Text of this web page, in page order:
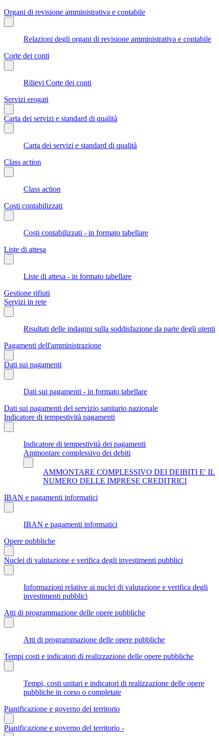
Organi di revisione amministrativa e contabile
Relazioni degli organi di revisione amministrativa e contabile
Corte dei conti
Rilievi Corte dei conti
Servizi erogati
Carta dei servizi e standard di qualità
Carta dei servizi e standard di qualità
Class action
Class action
Costi contabilizzati
Costi contabilizzati - in formato tabellare
Liste di attesa
Liste di attesa - in formato tabellare
Gestione rifiuti
Servizi in rete
Risultati delle indagini sulla soddisfazione da parte degli utenti
Pagamenti dell'amministrazione
Dati sui pagamenti
Dati sui pagamenti - in formato tabellare
Dati sui pagamenti del servizio sanitario nazionale
Indicatore di tempestività pagamenti
Indicatore di tempestività dei pagamenti
Ammontare complessivo dei debiti
AMMONTARE COMPLESSIVO DEI DEIBITI E' IL
NUMERO DELLE IMPRESE CREDITRICI
IBAN e pagamenti informatici
IBAN e pagamenti informatici
Opere pubbliche
Nuclei di valutazione e verifica degli investimenti pubblici
Informazioni relative ai nuclei di valutazione e verifica degli
investimenti pubblici
Atti di programmazione delle opere pubbliche
Atti di programmazione delle opere pubbliche
Tempi costi e indicatori di realizzazione delle opere pubbliche
Tempi, costi unitari e indicatori di realizzazione delle opere
pubbliche in corso o completate
Pianificazione e governo del territorio
Pianificazione e governo del territorio -